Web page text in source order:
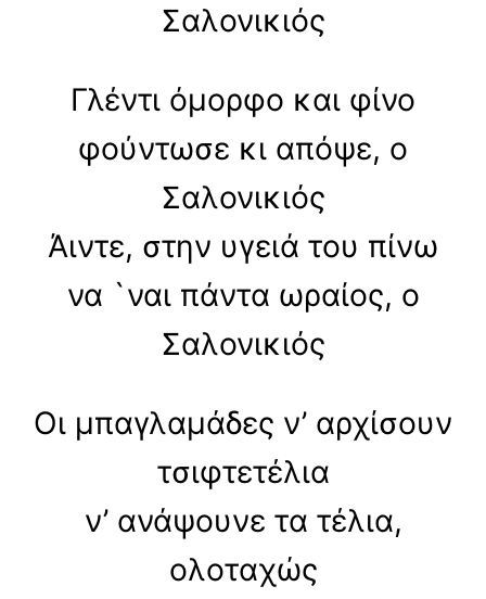
Σαλονικιός
Γλέντι όμορφο και φίνο
φούντωσε κι απόψε, ο
Σαλονικιός
Άιντε, στην υγειά του πίνω
να `ναι πάντα ωραίος, ο
Σαλονικιός
Οι μπαγλαμάδες ν’ αρχίσουν
τσιφτετέλια
ν’ ανάψουνε τα τέλια,
ολοταχώς